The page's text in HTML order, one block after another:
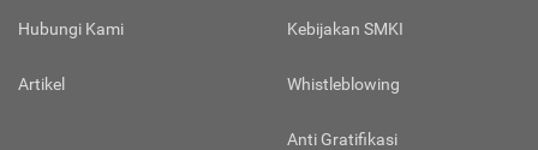
Hubungi Kami
Artikel
Kebijakan SMKI
Whistleblowing
Anti Gratifikasi